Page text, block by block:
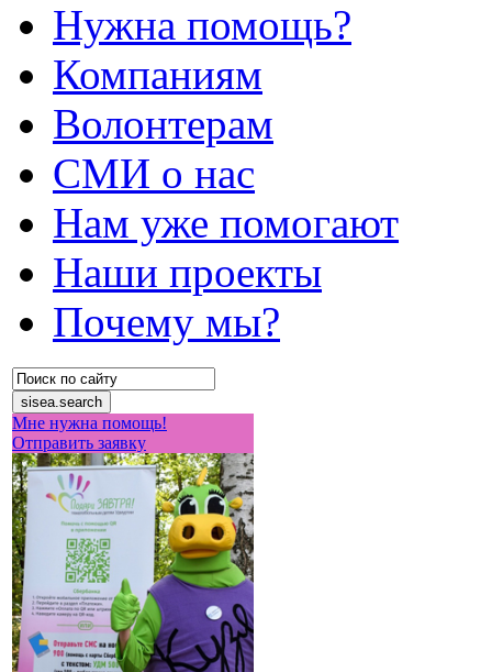
Нужна помощь?
Компаниям
Волонтерам
СМИ о нас
Нам уже помогают
Наши проекты
Почему мы?
Мне нужна помощь!
Отправить заявку